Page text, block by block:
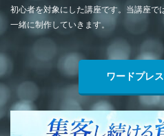
初心者を対象にした講座です。当講座で
一緒に制作していきます。
ワードプレ